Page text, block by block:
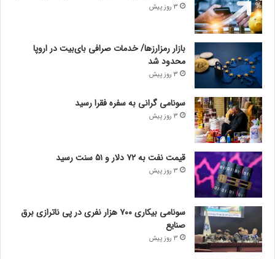
3 روز پیش
بازار رمزارزها/ خدمات صرافی بای‌بیت در اروپا
محدود شد
3 روز پیش
سونامی گرانی به سفره فقرا رسید
3 روز پیش
قیمت نفت به ۷۲ دلار و ۵۱ سنت رسید
3 روز پیش
سونامی بیکاری ۷۰۰ هزار نفری در پی ناترازی برق
صنایع
3 روز پیش